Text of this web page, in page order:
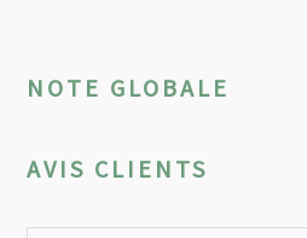
NOTE GLOBALE
AVIS CLIENTS